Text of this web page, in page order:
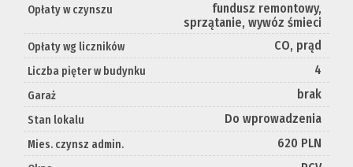
Opłaty w czynszu
fundusz remontowy,
sprzątanie, wywóz śmieci
Opłaty wg liczników CO, prąd
Liczba pięter w budynku 4
Garaż brak
Stan lokalu Do wprowadzenia
Mies. czynsz admin. 620 PLN